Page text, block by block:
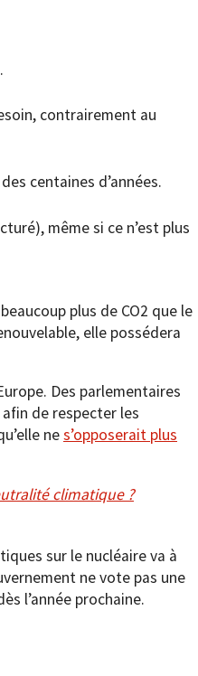
contrairement au
centaines d’années.
même si ce n’est plus
plus de CO2 que le
elle possédera
Des parlementaires
de respecter les
nes’opposerait plus
climatique ?
sur le nucléaire va à
ne vote pas une
l’année prochaine.